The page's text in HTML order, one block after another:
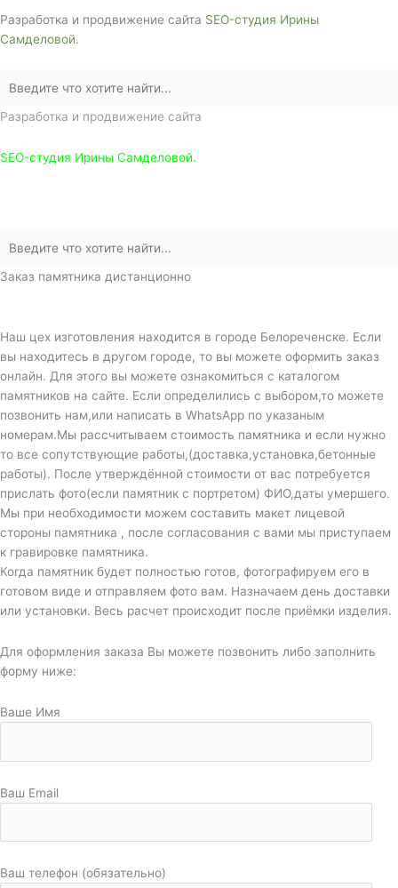
Разработка и продвижение сайта SEO-студия Ирины
Самделовой.
Разработка и продвижение сайта
SEO-студия Ирины Самделовой.
Заказ памятника дистанционно
Наш цех изготовления находится в городе Белореченске. Если
вы находитесь в другом городе, то вы можете оформить заказ
онлайн. Для этого вы можете ознакомиться с каталогом
памятников на сайте. Если определились с выбором,то можете
позвонить нам,или написать в WhatsApp по указаным
номерам.Мы рассчитываем стоимость памятника и если нужно
то все сопутствующие работы,(доставка,установка,бетонные
работы). После утверждённой стоимости от вас потребуется
прислать фото(если памятник с портретом) ФИО,даты умершего.
Мы при необходимости можем составить макет лицевой
стороны памятника , после согласования с вами мы приступаем
к гравировке памятника.
Когда памятник будет полностью готов, фотографируем его в
готовом виде и отправляем фото вам. Назначаем день доставки
или установки. Весь расчет происходит после приёмки изделия.
Для оформления заказа Вы можете позвонить либо заполнить
форму ниже:
Ваше Имя
Ваш Email
Ваш телефон (обязательно)